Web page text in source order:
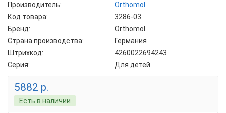
Производитель:
Orthomol
Код товара:
3286-03
Бренд:
Orthomol
Страна производства:
Германия
Штрихкод:
4260022694243
Серия:
Для детей
5882 р.
Есть в наличии